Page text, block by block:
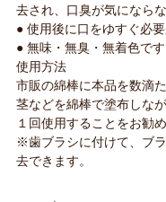
去され、口臭が気にならな
● 使用後に口をゆすぐ必要
● 無味・無臭・無着色です
使用方法
市販の綿棒に本品を数滴
茎などを綿棒で塗布しな
１回使用することをお勧め
※歯ブラシに付けて、ブ
去できます。